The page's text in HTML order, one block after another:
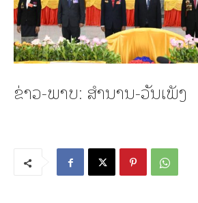
ຂ່າວ-ພາບ: ສໍານານ-ວັນເພັງ